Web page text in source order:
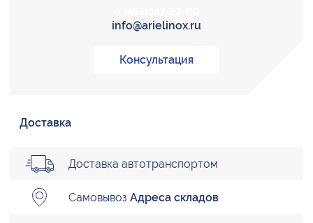
info@arielinox.ru
Консультация
Доставка
Доставка автотранспортом
Самовывоз Адреса складов